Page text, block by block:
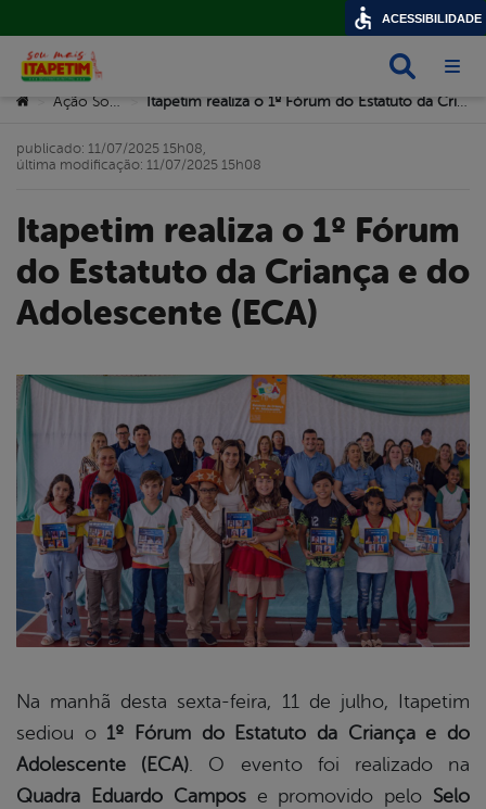
Você está aqui:
> Ação Social > Itapetim realiza o 1º Fórum do Estatuto da Criança e do Adolescente (ECA)
Itapetim realiza o 1º Fórum
do Estatuto da Criança e do
Adolescente (ECA)
publicado: 11/07/2025 15h08,
última modificação: 11/07/2025 15h08
Na manhã desta sexta-feira, 11 de julho, Itapetim
sediou o 1º Fórum do Estatuto da Criança e do
Adolescente (ECA). O evento foi realizado na
Quadra Eduardo Campose promovido pelo Selo
ACESSIBILIDADE